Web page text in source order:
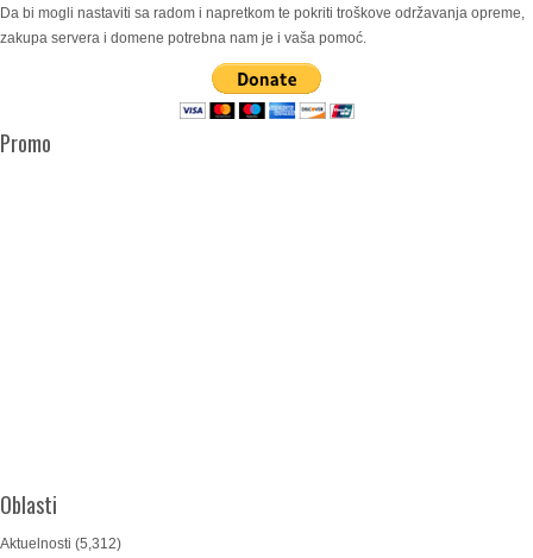
Da bi mogli nastaviti sa radom i napretkom te pokriti troškove održavanja opreme,
zakupa servera i domene potrebna nam je i vaša pomoć.
Promo
Oblasti
Aktuelnosti (5,312)